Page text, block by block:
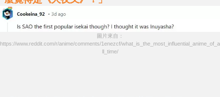
圖片來自：
https://www.reddit.com/r/anime/comments/1enezcf/what_is_the_most_influential_anime_of_a
ll_time/